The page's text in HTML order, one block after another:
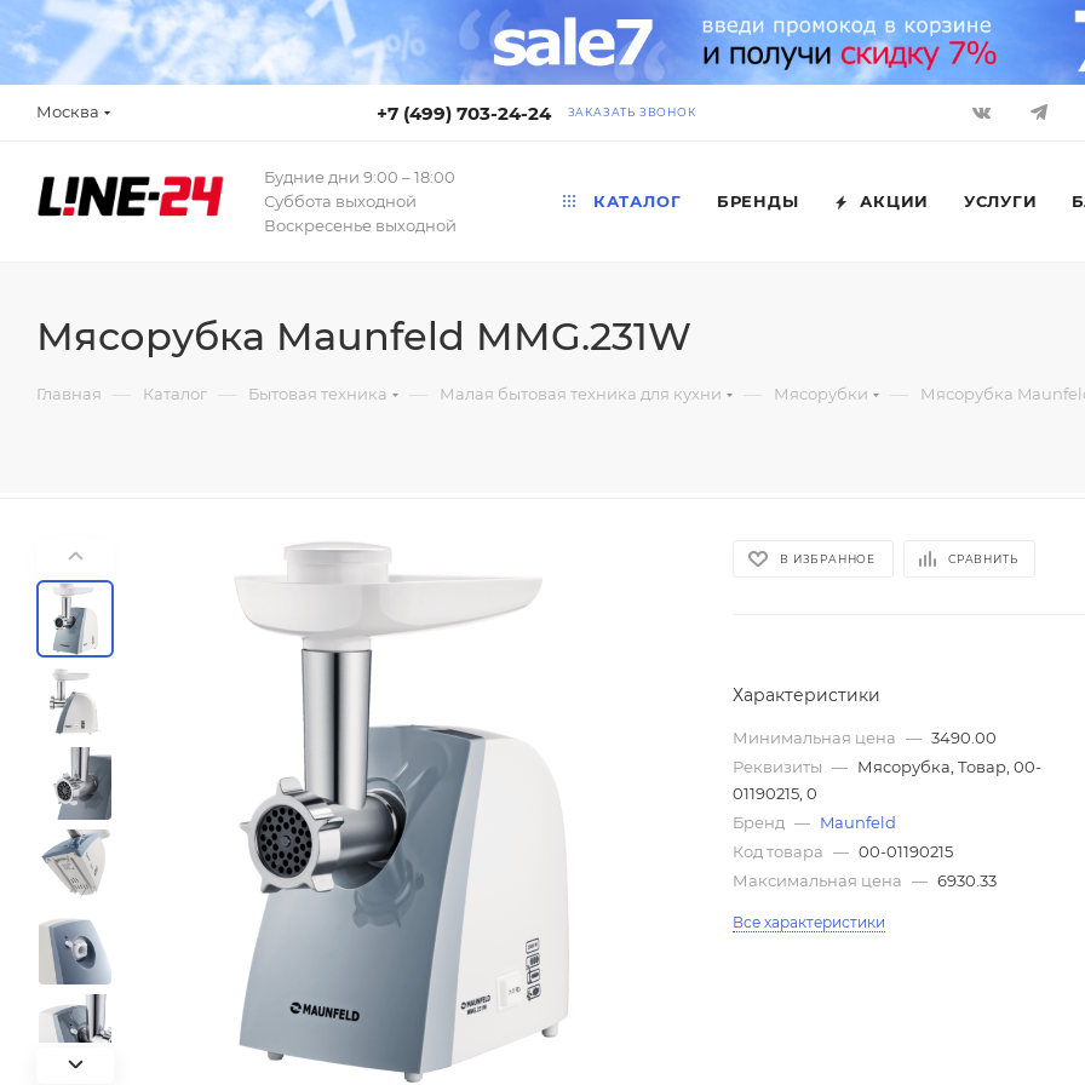
Москва +7 (499) 703-24-24 ЗАКАЗАТЬ ЗВОНОК
Будние дни 9:00 – 18:00
Суббота выходной
Воскресенье выходной
КАТАЛОГ БРЕНДЫ АКЦИИ УСЛУГИ
Мясорубка Maunfeld MMG.231W
Главная — Каталог — Бытовая техника — Малая бытовая техника для кухни — Мясорубки — Мясорубка
В ИЗБРАННОЕ СРАВНИТЬ
Характеристики
Минимальная цена — 3490.00
Реквизиты — Мясорубка, Товар, 00-
01190215, 0
Бренд — Maunfeld
Код товара — 00-01190215
Максимальная цена — 6930.33
Все характеристики